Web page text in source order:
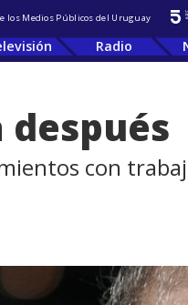
los Medios Públicos del Uruguay
Radio
después
con